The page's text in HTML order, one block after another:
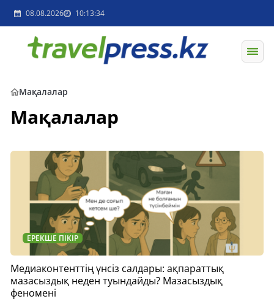
08.08.2026 10:13:34
Мақалалар
Мақалалар
ЕРЕКШЕ ПІКІР
Медиаконтенттің үнсіз салдары: ақпараттық
мазасыздық неден туындайды? Мазасыздық
феномені